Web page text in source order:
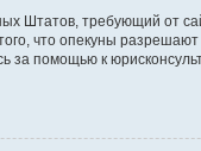
Штатов, требующий от
что опекуны
помощью к